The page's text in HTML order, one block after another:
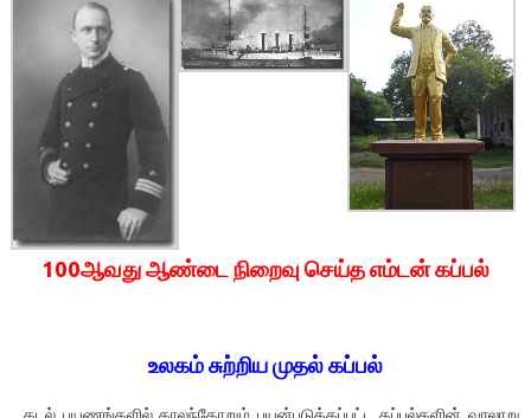
100ஆவது ஆண்டை நிறைவு செய்த எம்டன் கப்பல்
உலகம் சுற்றிய முதல் கப்பல்
கடல் பயணங்களில் காலந்தோறும் பயன்படுத்தப்பட்ட கப்பல்களின் வரலாறு